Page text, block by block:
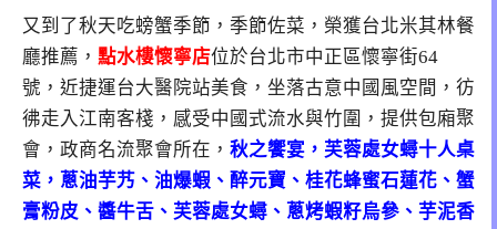
又到了秋天吃螃蟹季節，季節佐菜，榮獲台北米其林餐
廳推薦， 點水樓懷寧店位於台北市中正區懷寧街64
號，近捷運台大醫院站美食，坐落古意中國風空間，彷
彿走入江南客棧，感受中國式流水與竹圍，提供包廂聚
會，政商名流聚會所在， 秋之饗宴，芙蓉處女蟳十人桌
菜，蔥油芋艿、油爆蝦、醉元寶、桂花蜂蜜石蓮花、蟹
膏粉皮、醬牛舌、芙蓉處女蟳、蔥烤蝦籽烏參、芋泥香